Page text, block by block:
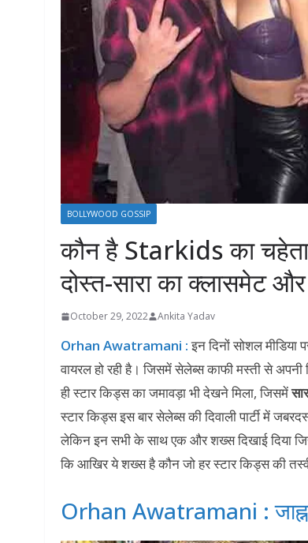
BOLLYWOOD GOSSIP
कौन है Starkids का
दोस्त-सारा का क्लासमेट
October 29, 2022 Ankita Yadav
Orhan Awatramani : इन दिनों सोशल मीडिया
वायरल हो रही है। जिसमें सेलेब्स काफी मस्ती से अपनी
ही स्टार किड्स का जमावड़ा भी देखने मिला, जिसमें
स्टार किड्स इस बार सेलेब्स की दिवाली पार्टी में
लेकिन इन सभी के साथ एक और शख्स दिखाई दिया
कि आखिर ये शख्स है कौन जो हर स्टार किड्स की
Orhan Awatramani :